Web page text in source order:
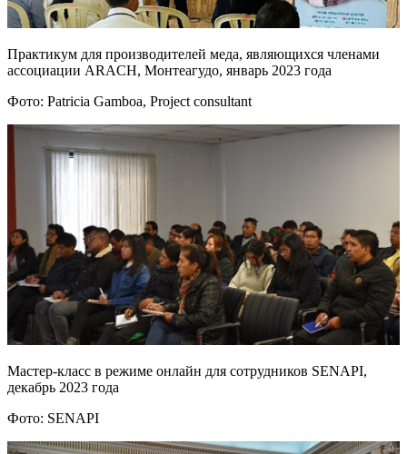
Практикум для производителей меда, являющихся членами
ассоциации ARACH, Монтеагудо, январь 2023 года
Фото: Patricia Gamboa, Project consultant
Мастер-класс в режиме онлайн для сотрудников SENAPI,
декабрь 2023 года
Фото: SENAPI